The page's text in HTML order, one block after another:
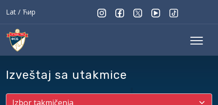
Lat / Ћир
Izveštaj sa utakmice